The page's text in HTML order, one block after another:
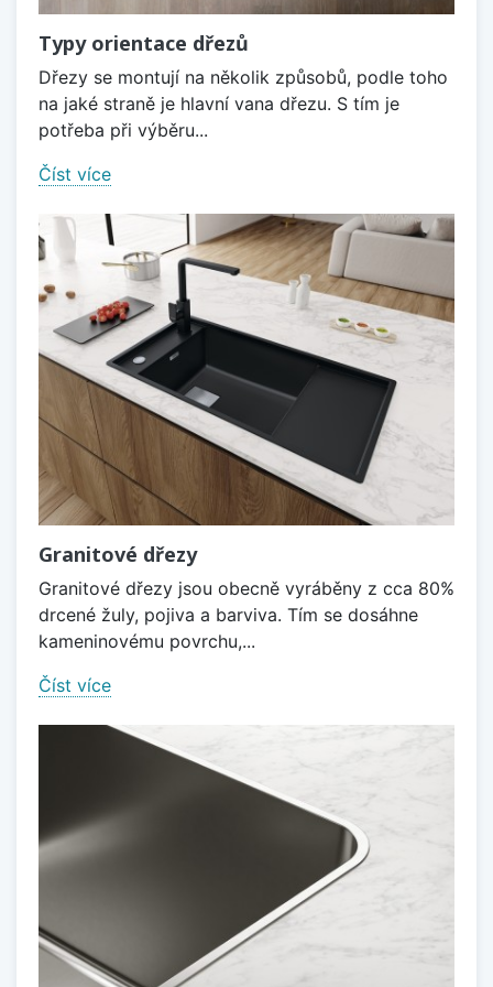
Typy orientace dřezů
Dřezy se montují na několik způsobů, podle toho
na jaké straně je hlavní vana dřezu. S tím je
potřeba při výběru...
Číst více
Granitové dřezy
Granitové dřezy jsou obecně vyráběny z cca 80%
drcené žuly, pojiva a barviva. Tím se dosáhne
kameninovému povrchu,...
Číst více